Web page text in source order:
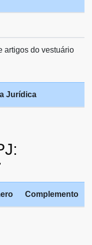
artigos do vestuário
Jurídica
Complemento